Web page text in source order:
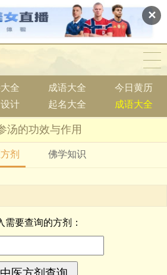
✕
全 成语大全
今日黄历
计 起名大全 成语大全
汤的功效与作用
剂 佛学知识
需要查询的方剂：